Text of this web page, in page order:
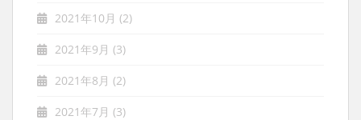
2021年10月 (2)
2021年9月 (3)
2021年8月 (2)
2021年7月 (3)